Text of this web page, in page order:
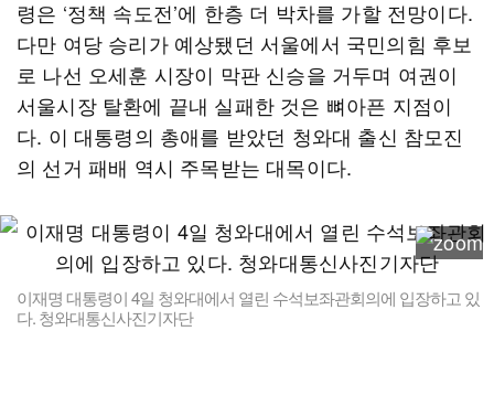
령은 ‘정책 속도전’에 한층 더 박차를 가할 전망이다.
다만 여당 승리가 예상됐던 서울에서 국민의힘 후보
로 나선 오세훈 시장이 막판 신승을 거두며 여권이
서울시장 탈환에 끝내 실패한 것은 뼈아픈 지점이
다. 이 대통령의 총애를 받았던 청와대 출신 참모진
의 선거 패배 역시 주목받는 대목이다.
이재명 대통령이 4일 청와대에서 열린 수석보좌관회의에 입장하고 있
다. 청와대통신사진기자단